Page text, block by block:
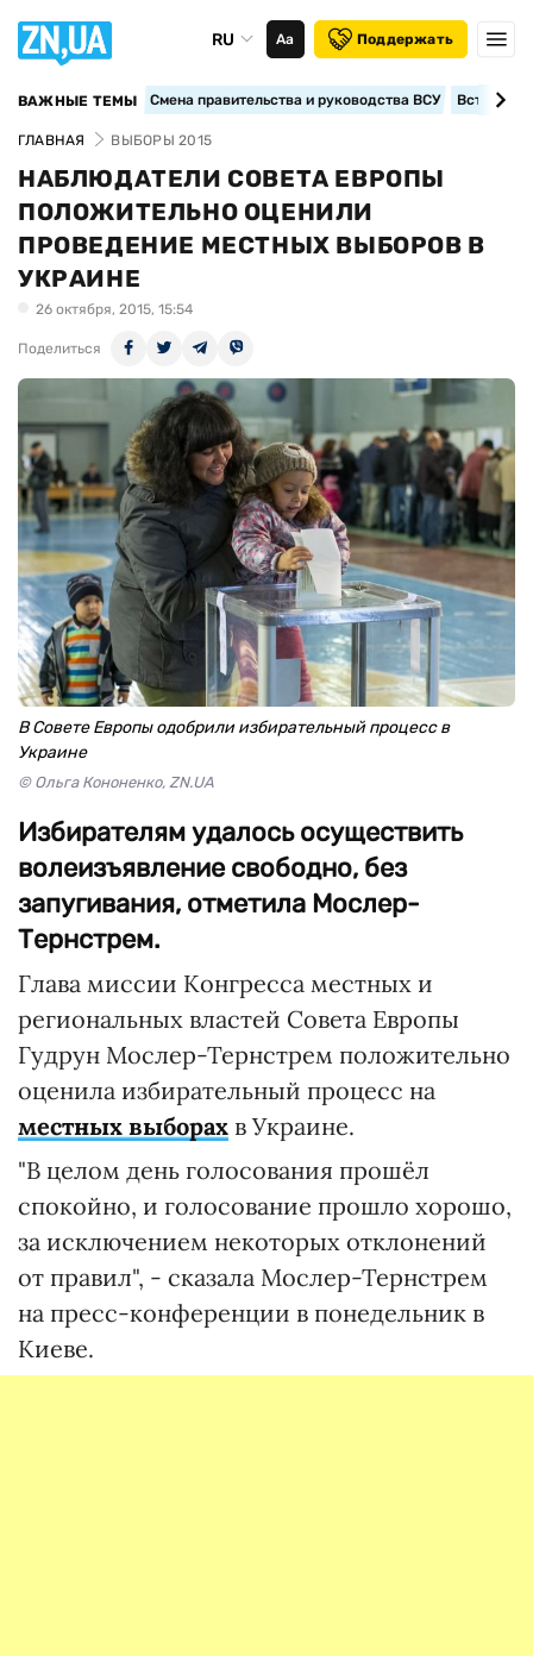
RU Аа Поддержать
ВАЖНЫЕ ТЕМЫ Смена правительства и руководства ВСУ
ГЛАВНАЯ ВЫБОРЫ 2015
НАБЛЮДАТЕЛИ СОВЕТА ЕВРОПЫ
ПОЛОЖИТЕЛЬНО ОЦЕНИЛИ
ПРОВЕДЕНИЕ МЕСТНЫХ ВЫБОРОВ В
УКРАИНЕ
26 октября, 2015, 15:54
Поделиться
В Совете Европы одобрили избирательный процесс в
Украине
© Ольга Кононенко, ZN.UA
Избирателям удалось осуществить
волеизъявление свободно, без
запугивания, отметила Мослер-
Тернстрем.
Глава миссии Конгресса местных и
региональных властей Совета Европы
Гудрун Мослер-Тернстрем положительно
оценила избирательный процесс на
местных выборах в Украине.
"В целом день голосования прошёл
спокойно, и голосование прошло хорошо,
за исключением некоторых отклонений
от правил", - сказала Мослер-Тернстрем
на пресс-конференции в понедельник в
Киеве.